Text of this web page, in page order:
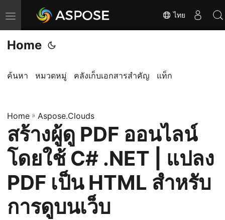
T
o
g
l
a
v
i
g
t
i
o
ไทย
Home
ค้นหา หมวดหมู่ คลังเก็บเอกสารสำคัญ แท็ก
Home » Aspose.Clouds
สร้างผู้ดู PDF ออนไลน์
โดยใช้ C# .NET | แปลง
PDF เป็น HTML สำหรับ
การดูบนเว็บ